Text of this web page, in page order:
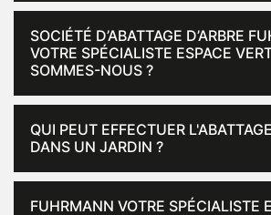
SOCIÉTÉ D’ABATTAGE D’ARBRE
VOTRE SPÉCIALISTE ESPACE
SOMMES-NOUS ?
QUI PEUT EFFECTUER
DANS UN JARDIN ?
FUHRMANN VOTRE SPÉCIALISTE